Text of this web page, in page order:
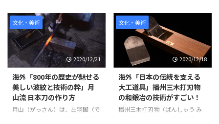
工工芸品のひとつで、秋田県北
部、仙北市で18世紀後半に下級
武士の副業として始まった。 樺
細工は山桜の樹皮を利用し、木地
の表面に張ったり、積層状に貼重
ねた樹皮を彫刻したものを使う独
特の技法を用いる。 山桜の樹皮
特有の渋みは実用的で使いやす
い。 そんな「樺細工」の様子を
見てみましょう。 引用元：
https://www.youtube.com/watc
革に漆で模様を付けたもので、印
度（インド）より伝来した装飾品
をのちに、国内で作られた際に印
度伝来を略して「印伝」と呼ばれ
ています。 印伝は、袋物として
江戸時代には各地で作られ、当時
から庶民の間で親しまれていまし
たが、今製法が伝わっているのは
「甲州印伝」のみです。鹿皮に燻
（ふすべ）、浸染（しんぜん）、
捺染（なっせん）、漆置きなどの
文化・美術
2020/12/21
海外「800年の歴史が魅せる
美しい波紋と技術の粋」月
山流 日本刀の作り方
月山（がっさん）は、出羽国（で
文化・美術
2020/12/18
海外「日本の伝統を支える
大工道具」播州三木打刃物
の和鍛冶の技術がすごい！
播州三木打刃物（ばんしゅう み